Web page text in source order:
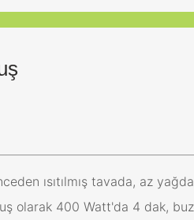
ısıtılmış tavada, az yağda
olarak 400 Watt'da 4 dak,